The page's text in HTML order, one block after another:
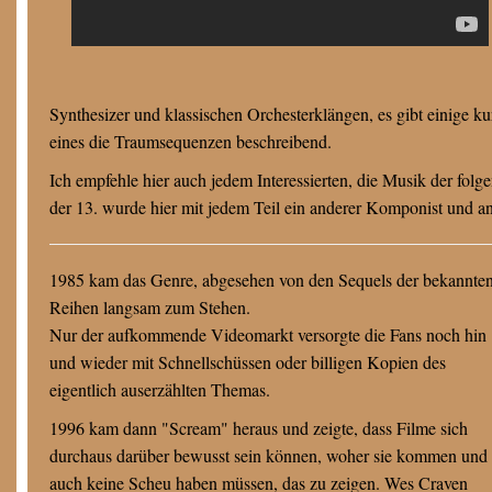
Synthesizer und klassischen Orchesterklängen, es gibt einige
eines die Traumsequenzen beschreibend.
Ich empfehle hier auch jedem Interessierten, die Musik der
der 13. wurde hier mit jedem Teil ein anderer Komponist und
1985 kam das Genre, abgesehen von den Sequels der
Reihen langsam zum Stehen.
Nur der aufkommende Videomarkt versorgte die Fans noch hin
und wieder mit Schnellschüssen oder billigen Kopien des
eigentlich auserzählten Themas.
1996 kam dann "Scream" heraus und zeigte, dass Filme sich
durchaus darüber bewusst sein können, woher sie kommen und
auch keine Scheu haben müssen, das zu zeigen. Wes Craven